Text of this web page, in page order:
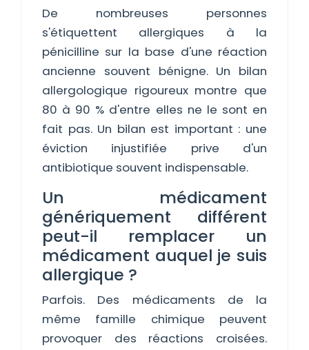
De nombreuses personnes
s'étiquettent allergiques à la
pénicilline sur la base d'une réaction
ancienne souvent bénigne. Un bilan
allergologique rigoureux montre que
80 à 90 % d'entre elles ne le sont en
fait pas. Un bilan est important : une
éviction injustifiée prive d'un
antibiotique souvent indispensable.
Un médicament
génériquement différent
peut-il remplacer un
médicament auquel je suis
allergique ?
Parfois. Des médicaments de la
même famille chimique peuvent
provoquer des réactions croisées.